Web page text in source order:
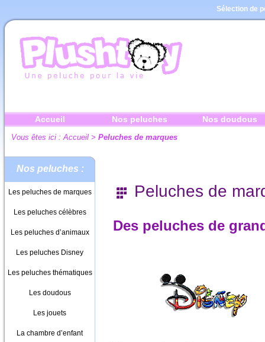
Sélection de
Accueil Nos peluches Nos doudous
Vous êtes ici : Accueil > Peluches de marques
Nos peluches :
Les peluches de marques
Les peluches célèbres
Les peluches d’animaux
Les peluches Disney
Les peluches thématiques
Les doudous
Les jouets
La chambre d’enfant
Peluches de
Des peluches de